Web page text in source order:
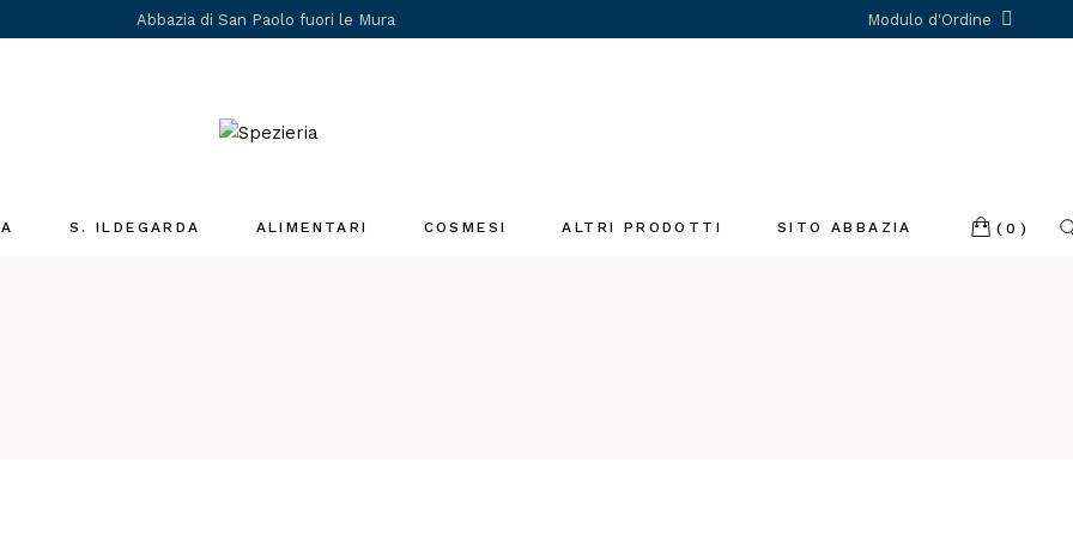
Abbazia di San Paolo fuori le Mura Modulo d'Ordine
S. ILDEGARDA ALIMENTARI COSMESI ALTRI PRODOTTI SITO ABBAZIA (0)